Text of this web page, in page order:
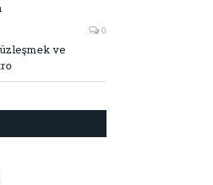
0
ve